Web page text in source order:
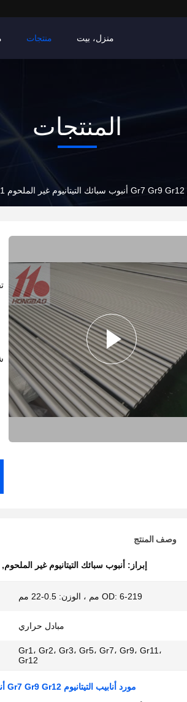
منزل، بيت منتجات
المنتجات
وصف المنتج
إبراز: أنبوب سبائك التيتانيوم غير الملحوم,
OD: 6-219 مم ، الوزن: 0.5-22 مم
مبادل حراري
Gr1، Gr2، Gr3، Gr5، Gr7، Gr9، Gr11،
Gr12
مورد أنابيب التيتانيوم Gr7 Gr9 Gr12 أنبوب سبائك التيتانيوم غير الملحوم ASTM B338 ASME SB338 ASTM B861